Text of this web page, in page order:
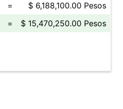
=
$ 6,188,100.00 Pesos
= $ 15,470,250.00 Pesos